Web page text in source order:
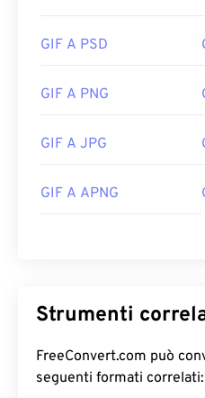
GIF A PSD
GIF A PNG
GIF A JPG
GIF A APNG
Strumenti
FreeConvert.com può
seguenti formati correlati: